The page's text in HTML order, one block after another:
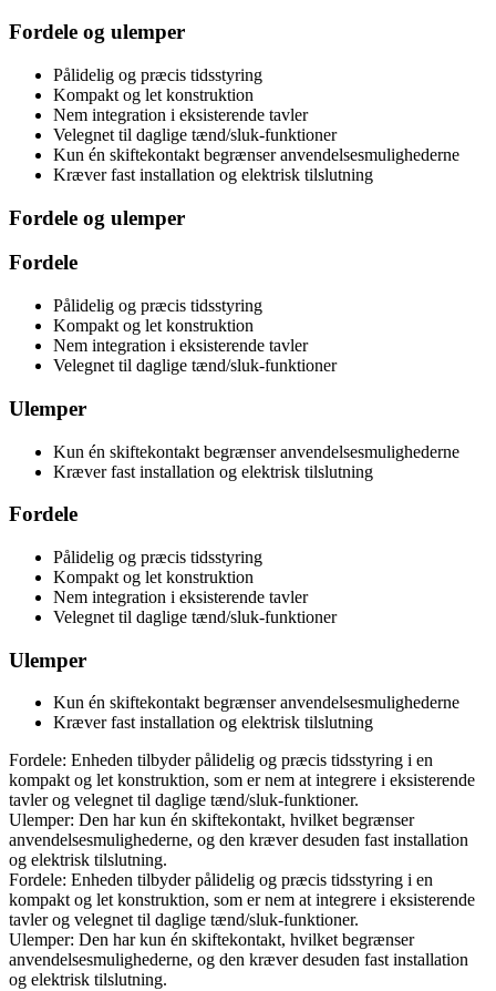
Fordele og ulemper
Pålidelig og præcis tidsstyring
Kompakt og let konstruktion
Nem integration i eksisterende tavler
Velegnet til daglige tænd/sluk-funktioner
Kun én skiftekontakt begrænser anvendelsesmulighederne
Kræver fast installation og elektrisk tilslutning
Fordele og ulemper
Fordele
Pålidelig og præcis tidsstyring
Kompakt og let konstruktion
Nem integration i eksisterende tavler
Velegnet til daglige tænd/sluk-funktioner
Ulemper
Kun én skiftekontakt begrænser anvendelsesmulighederne
Kræver fast installation og elektrisk tilslutning
Fordele
Pålidelig og præcis tidsstyring
Kompakt og let konstruktion
Nem integration i eksisterende tavler
Velegnet til daglige tænd/sluk-funktioner
Ulemper
Kun én skiftekontakt begrænser anvendelsesmulighederne
Kræver fast installation og elektrisk tilslutning
Fordele: Enheden tilbyder pålidelig og præcis tidsstyring i en
kompakt og let konstruktion, som er nem at integrere i eksisterende
tavler og velegnet til daglige tænd/sluk-funktioner.
Ulemper: Den har kun én skiftekontakt, hvilket begrænser
anvendelsesmulighederne, og den kræver desuden fast installation
og elektrisk tilslutning.
Fordele: Enheden tilbyder pålidelig og præcis tidsstyring i en
kompakt og let konstruktion, som er nem at integrere i eksisterende
tavler og velegnet til daglige tænd/sluk-funktioner.
Ulemper: Den har kun én skiftekontakt, hvilket begrænser
anvendelsesmulighederne, og den kræver desuden fast installation
og elektrisk tilslutning.